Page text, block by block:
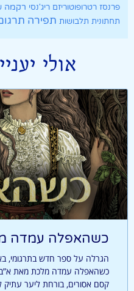
פרנסז רטרופוטוריזם ריג'נסי רקמה
תחתונית תלבושות תפירה
אולי
כשהאפלה עמדה
הגרלה על ספר חדש בתרגומי,
כשהאפלה עמדה מלכת מאת א”ב
קסם אסורים, בורחת ליער